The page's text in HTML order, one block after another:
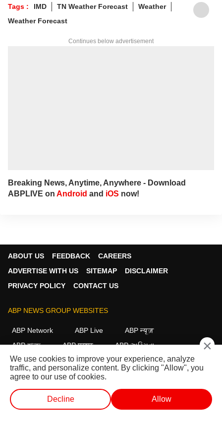
Tags : IMD TN Weather Forecast
Weather
Weather Forecast
Continues below advertisement
Breaking News, Anytime, Anywhere - Download
ABPLIVE on Android and iOS now!
ABOUT US FEEDBACK
CAREERS
ADVERTISE WITH US
SITEMAP
DISCLAIMER
PRIVACY POLICY
CONTACT US
ABP NEWS GROUP WEBSITES
ABP Network ABP Live
ABP न्यूज़
ABP আনন্দ
ABP माझा
ABP અસ્મિતા
ABP Ganga
ABP ਸਾਂਝਾ ABP நாடு ABP దేశం
FOLLOW US
×
We use cookies to improve your experience, analyze
traffic, and personalize content. By clicking "Allow", you
agree to our use of cookies.
Decline Allow